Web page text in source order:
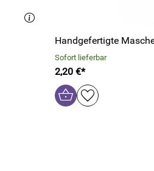
Sofort lieferbar
2,20 €*